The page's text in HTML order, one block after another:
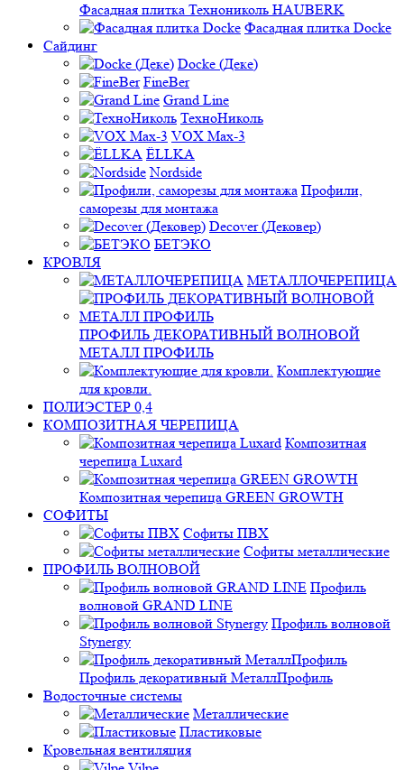
Фасадная плитка Технониколь HAUBERK
Фасадная плитка Docke
Сайдинг
Docke (Деке)
FineBer
Grand Line
ТехноНиколь
VOX Max-3
ЁLLKA
Nordside
Профили,
саморезы для монтажа
Decover (Дековер)
БЕТЭКО
КРОВЛЯ
МЕТАЛЛОЧЕРЕПИЦА
ПРОФИЛЬ ДЕКОРАТИВНЫЙ ВОЛНОВОЙ
МЕТАЛЛ ПРОФИЛЬ
Комплектующие
для кровли.
ПОЛИЭСТЕР 0,4
КОМПОЗИТНАЯ ЧЕРЕПИЦА
Композитная
черепица Luxard
Композитная черепица GREEN GROWTH
СОФИТЫ
Софиты ПВХ
Софиты металлические
ПРОФИЛЬ ВОЛНОВОЙ
Профиль
волновой GRAND LINE
Профиль волновой
Stynergy
Профиль декоративный МеталлПрофиль
Водосточные системы
Металлические
Пластиковые
Кровельная вентиляция